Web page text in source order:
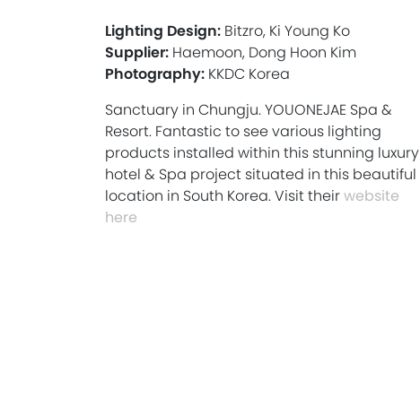
Lighting Design: Bitzro, Ki Young Ko
Supplier: Haemoon, Dong Hoon Kim
Photography: KKDC Korea
Sanctuary in Chungju. YOUONEJAE Spa &
Resort. Fantastic to see various lighting
products installed within this stunning luxury
hotel & Spa project situated in this beautiful
location in South Korea. Visit theirwebsite
here